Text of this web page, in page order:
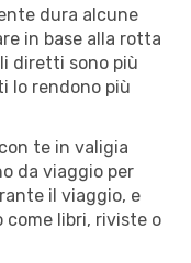
dura alcune
in base alla rotta
diretti sono più
lo rendono più
te in valigia
da viaggio per
il viaggio, e
libri, riviste o